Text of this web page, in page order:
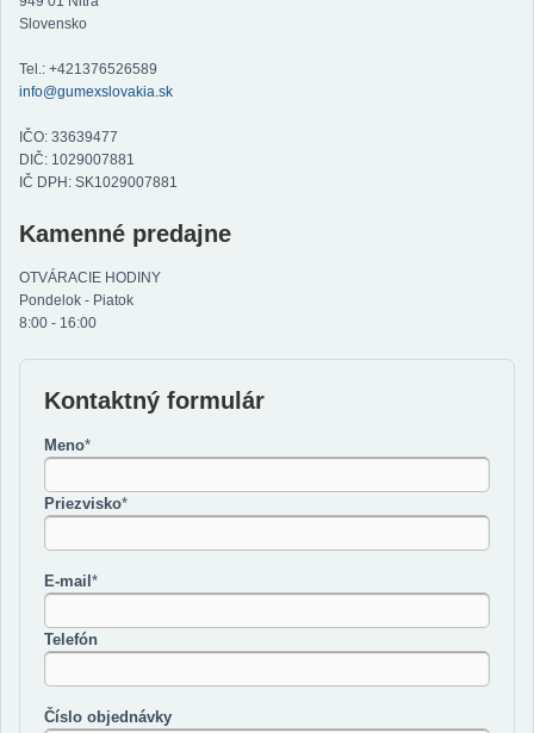
Slovensko
Tel.: +421376526589
info@gumexslovakia.sk
IČO: 33639477
DIČ: 1029007881
IČ DPH: SK1029007881
Kamenné predajne
OTVÁRACIE HODINY
Pondelok - Piatok
8:00 - 16:00
Kontaktný formulár
Meno*
Priezvisko*
E-mail*
Telefón
Číslo objednávky